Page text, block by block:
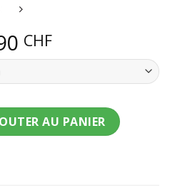
CHF
citrouille creepy enfant
AU PANIER